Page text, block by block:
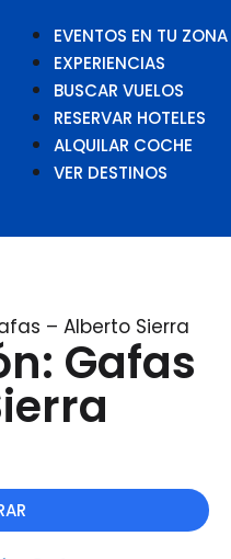
EVENTOS EN TU ZONA
EXPERIENCIAS
BUSCAR VUELOS
RESERVAR HOTELES
ALQUILAR COCHE
VER DESTINOS
– Alberto Sierra
Gafas